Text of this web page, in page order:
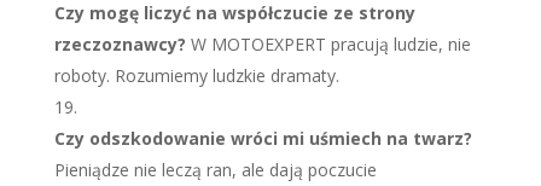
Czy mogę liczyć na współczucie ze strony
rzeczoznawcy? W MOTOEXPERT pracują ludzie, nie
roboty. Rozumiemy ludzkie dramaty.
Czy odszkodowanie wróci mi uśmiech na twarz?
Pieniądze nie leczą ran, ale dają poczucie